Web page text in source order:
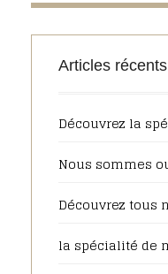
Articles récents